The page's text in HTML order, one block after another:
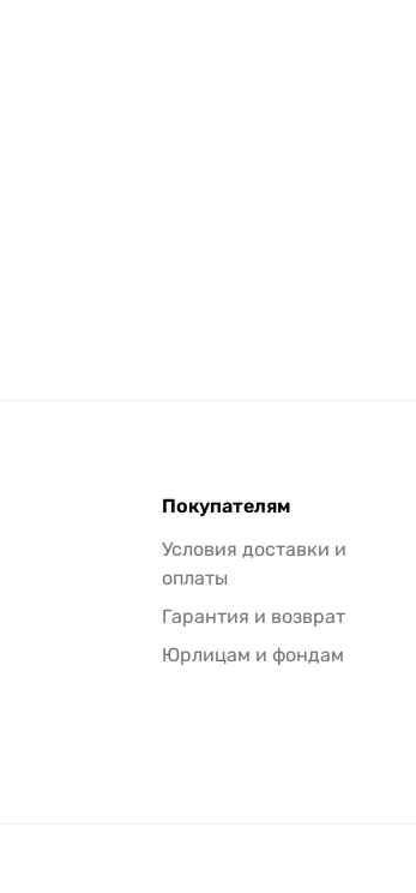
Покупателям
Условия доставки и
оплаты
Гарантия и возврат
Юрлицам и фондам